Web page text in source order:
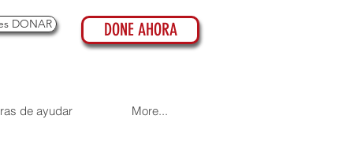
DONAR DONE AHORA
de ayudar More...